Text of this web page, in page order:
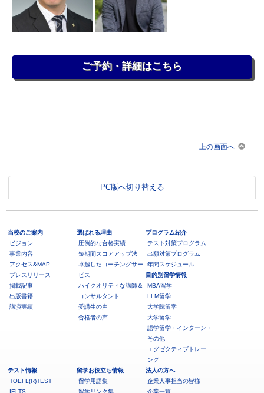
ご予約・詳細はこちら
上の画面へ
PC版へ切り替える
当校のご案内
ビジョン
事業内容
アクセス&MAP
プレスリリース
掲載記事
出版書籍
講演実績
選ばれる理由
圧倒的な合格実績
短期間スコアアップ法
卓越したコーチングサー
ビス
ハイクオリティな講師＆
コンサルタント
受講生の声
合格者の声
プログラム紹介
テスト対策プログラム
出願対策プログラム
年間スケジュール
目的別留学情報
MBA留学
LLM留学
大学院留学
大学留学
語学留学・インターン・
その他
エグゼクティブトレーニ
ング
テスト情報
TOEFL(R)TEST
IELTS
留学お役立ち情報
留学用語集
留学リンク集
法人の方へ
企業人事担当の皆様
企業一覧